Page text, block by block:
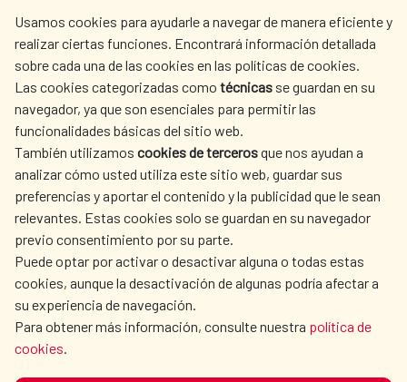
Usamos cookies para ayudarle a navegar de manera eficiente y
realizar ciertas funciones. Encontrará información detallada
sobre cada una de las cookies en las políticas de cookies.
Las cookies categorizadas como técnicas se guardan en su
navegador, ya que son esenciales para permitir las
funcionalidades básicas del sitio web.
También utilizamos cookies de tercerosque nos ayudan a
analizar cómo usted utiliza este sitio web, guardar sus
preferencias y aportar el contenido y la publicidad que le sean
relevantes. Estas cookies solo se guardan en su navegador
previo consentimiento por su parte.
Puede optar por activar o desactivar alguna o todas estas
cookies, aunque la desactivación de algunas podría afectar a
su experiencia de navegación.
Para obtener más información, consulte nuestra política de
cookies.
AECID
WHERE DO WE COOPERATE?
SPANISH HUMANITARIAN
ACTION
PRESS ROOM
CULTURE AND SCIENCE LIBRARY
OUR SOCIAL MEDIA